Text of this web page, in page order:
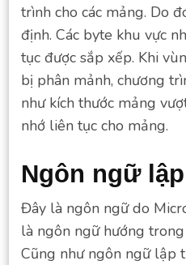
trình cho các mảng. Do
định. Các byte khu vực
tục được sắp xếp. Khi
bị phân mảnh, chương
như kích thước mảng
nhớ liên tục cho mảng.
Ngôn ngữ
Đây là ngôn ngữ do
là ngôn ngữ hướng
Cũng như ngôn ngữ lập